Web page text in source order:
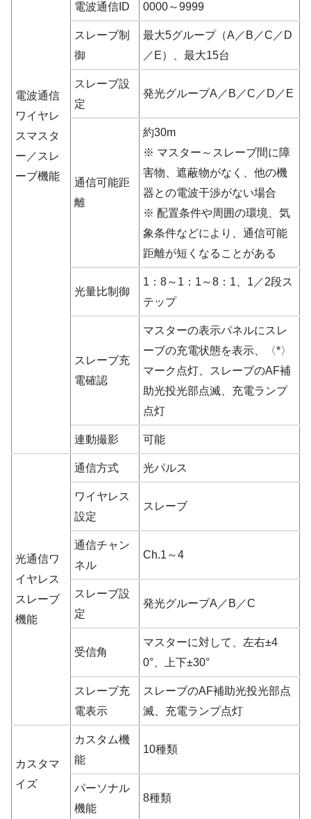
電波通信
ワイヤレ
スマスタ
ー／スレ
ーブ機能
電波通信ID 0000～9999
スレーブ制
御
最大5グループ（A／B／C／D
／E）、最大15台
スレーブ設
定
発光グループA／B／C／D／E
通信可能距
離
約30m
※ マスター～スレーブ間に障
害物、遮蔽物がなく、他の機
器との電波干渉がない場合
※ 配置条件や周囲の環境、気
象条件などにより、通信可能
距離が短くなることがある
光量比制御
1：8～1：1～8：1、1／2段ス
テップ
スレーブ充
電確認
マスターの表示パネルにスレ
ーブの充電状態を表示、〈*〉
マーク点灯、スレーブのAF補
助光投光部点滅、充電ランプ
点灯
連動撮影 可能
光通信ワ
イヤレス
スレーブ
機能
通信方式 光パルス
ワイヤレス
設定
スレーブ
通信チャン
ネル
Ch.1～4
スレーブ設
定
発光グループA／B／C
受信角
マスターに対して、左右±4
0°、上下±30°
スレーブ充
電表示
スレーブのAF補助光投光部点
滅、充電ランプ点灯
カスタマ
イズ
カスタム機
能
10種類
パーソナル
機能
8種類